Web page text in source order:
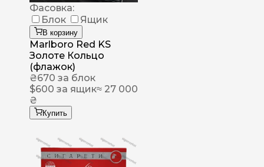
Фасовка:
Блок
Ящик
В корзину
Marlboro Red KS
Золоте Кольцо
(флажок)
₴670 за блок
$600 за ящик≈ 27 000
₴
Купить